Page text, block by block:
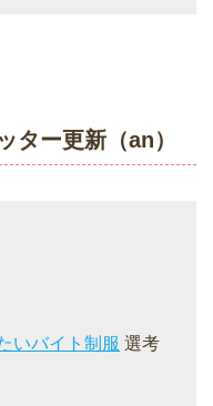
ター更新（an）
いバイト制服 選考